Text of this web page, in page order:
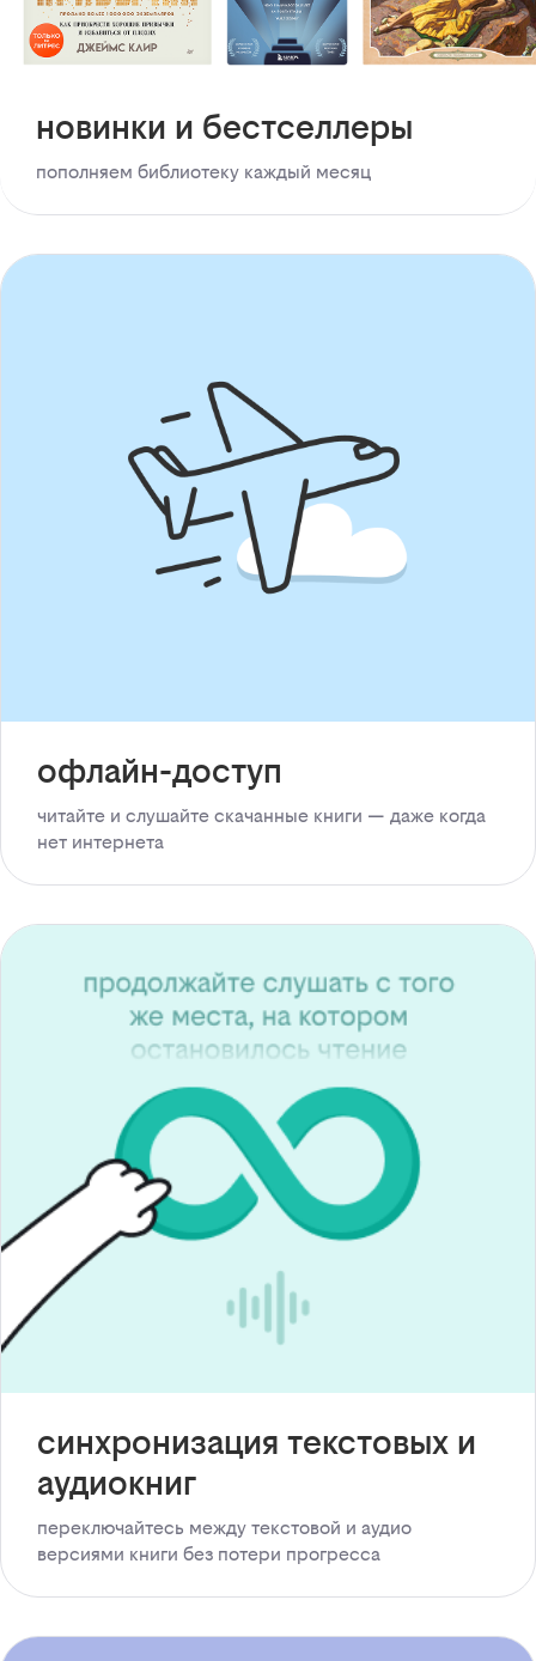
новинки и бестселлеры
пополняем библиотеку каждый месяц
офлайн-доступ
читайте и слушайте скачанные книги — даже когда
нет интернета
синхронизация текстовых и
аудиокниг
переключайтесь между текстовой и аудио
версиями книги без потери прогресса